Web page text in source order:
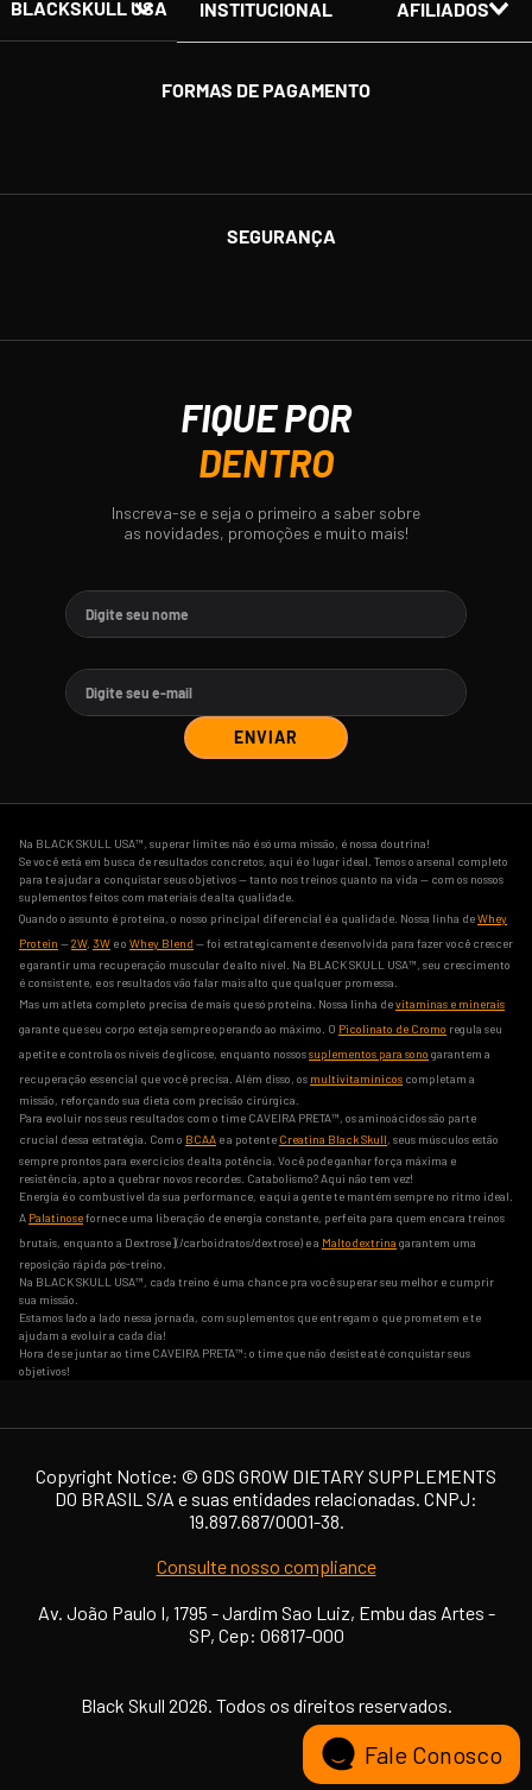
BLACKSKULL USA INSTITUCIONAL AFILIADOS
FORMAS DE PAGAMENTO
SEGURANÇA
FIQUE POR
DENTRO
Inscreva-se e seja o primeiro a saber sobre
as novidades, promoções e muito mais!
ENVIAR
Na BLACK SKULL USA™, superar limites não é só uma missão, é nossa doutrina!
Se você está em busca de resultados concretos, aqui é o lugar ideal. Temos o arsenal completo
para te ajudar a conquistar seus objetivos — tanto nos treinos quanto na vida — com os nossos
suplementos feitos com materiais de alta qualidade.
Quando o assunto é proteína, o nosso principal diferencial é a qualidade. Nossa linha deWhey
Protein —2W, 3W e o Whey Blend — foi estrategicamente desenvolvida para fazer você crescer
e garantir uma recuperação muscular de alto nível. Na BLACK SKULL USA™, seu crescimento
é consistente, e os resultados vão falar mais alto que qualquer promessa.
Mas um atleta completo precisa de mais que só proteína. Nossa linha devitaminas e minerais
garante que seu corpo esteja sempre operando ao máximo. O Picolinato de Cromo regula seu
apetite e controla os níveis de glicose, enquanto nossossuplementos para sono garantem a
recuperação essencial que você precisa. Além disso, os multivitamínicos completam a
missão, reforçando sua dieta com precisão cirúrgica.
Para evoluir nos seus resultados com o time CAVEIRA PRETA™, os aminoácidos são parte
crucial dessa estratégia. Com o BCAA e a potente Creatina Black Skull, seus músculos estão
sempre prontos para exercícios de alta potência. Você pode ganhar força máxima e
resistência, apto a quebrar novos recordes. Catabolismo? Aqui não tem vez!
Energia é o combustível da sua performance, e aqui a gente te mantém sempre no ritmo ideal.
A Palatinosefornece uma liberação de energia constante, perfeita para quem encara treinos
brutais, enquanto a Dextrose](/carboidratos/dextrose) e a Maltodextrina garantem uma
reposição rápida pós-treino.
Na BLACK SKULL USA™, cada treino é uma chance pra você superar seu melhor e cumprir
sua missão.
Estamos lado a lado nessa jornada, com suplementos que entregam o que prometem e te
ajudam a evoluir a cada dia!
Hora de se juntar ao time CAVEIRA PRETA™: o time que não desiste até conquistar seus
objetivos!
Copyright Notice: ©️ GDS GROW DIETARY SUPPLEMENTS
DO BRASIL S/A e suas entidades relacionadas. CNPJ:
19.897.687/0001-38.
Consulte nosso compliance
Av. João Paulo I, 1795 - Jardim Sao Luiz, Embu das Artes -
SP, Cep: 06817-000
Black Skull 2026. Todos os direitos reservados.
Fale Conosco